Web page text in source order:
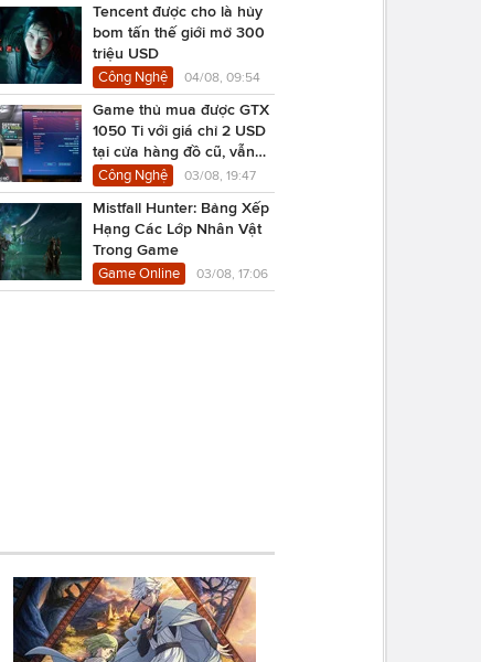
Tencent được cho là hủy
bom tấn thế giới mở 300
triệu USD
Công Nghệ 04/08, 09:54
Game thủ mua được GTX
1050 Ti với giá chỉ 2 USD
tại cửa hàng đồ cũ, vẫn
chạy Cyberpunk 2077
Công Nghệ 03/08, 19:47
Mistfall Hunter: Bảng Xếp
Hạng Các Lớp Nhân Vật
Trong Game
Game Online 03/08, 17:06